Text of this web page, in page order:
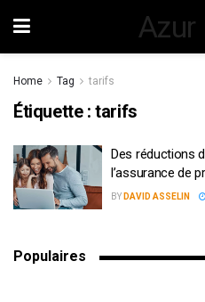
Azur
Home Tag tarifs
Étiquette :tarifs
Des réductions
l’assurance de
BY DAVID ASSELIN
Populaires